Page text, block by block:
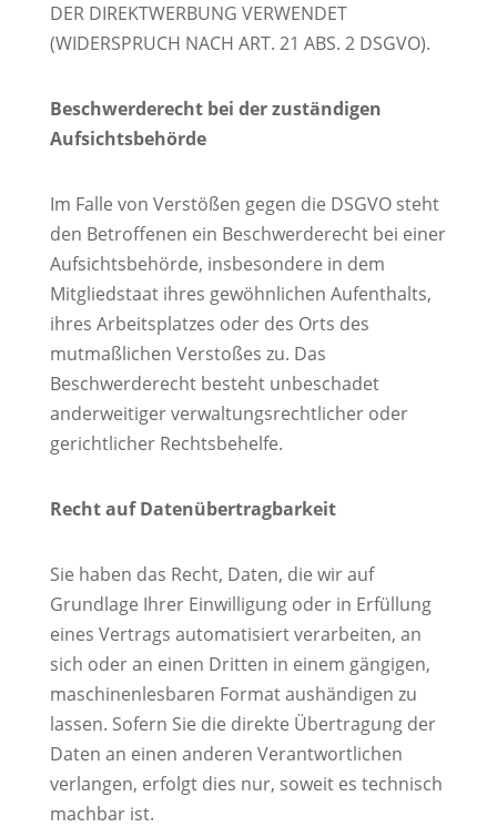
DER DIREKTWERBUNG VERWENDET
(WIDERSPRUCH NACH ART. 21 ABS. 2 DSGVO).
Beschwerderecht bei der zuständigen
Aufsichtsbehörde
Im Falle von Verstößen gegen die DSGVO steht
den Betroffenen ein Beschwerderecht bei einer
Aufsichtsbehörde, insbesondere in dem
Mitgliedstaat ihres gewöhnlichen Aufenthalts,
ihres Arbeitsplatzes oder des Orts des
mutmaßlichen Verstoßes zu. Das
Beschwerderecht besteht unbeschadet
anderweitiger verwaltungsrechtlicher oder
gerichtlicher Rechtsbehelfe.
Recht auf Datenübertragbarkeit
Sie haben das Recht, Daten, die wir auf
Grundlage Ihrer Einwilligung oder in Erfüllung
eines Vertrags automatisiert verarbeiten, an
sich oder an einen Dritten in einem gängigen,
maschinenlesbaren Format aushändigen zu
lassen. Sofern Sie die direkte Übertragung der
Daten an einen anderen Verantwortlichen
verlangen, erfolgt dies nur, soweit es technisch
machbar ist.